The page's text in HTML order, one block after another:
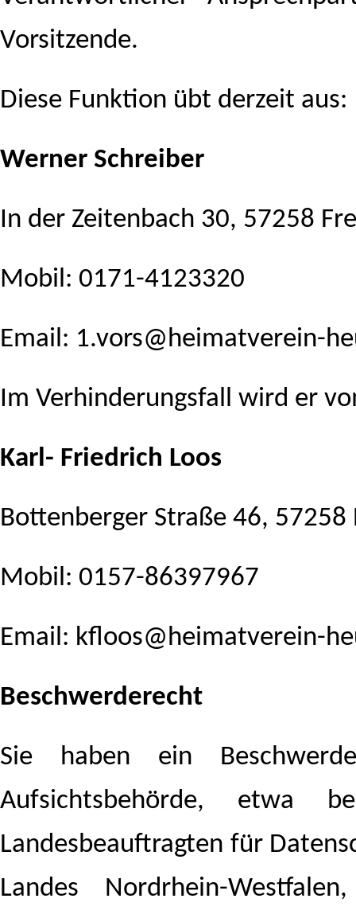
Vorsitzende.
Diese Funktion übt derzeit aus:
Werner Schreiber
In der Zeitenbach 30, 57258
Mobil: 0171-4123320
Email: 1.vors@heimatverein-
Im Verhinderungsfall wird er
Karl- Friedrich Loos
Bottenberger Straße 46, 57258
Mobil: 0157-86397967
Email: kfloos@heimatverein-
Beschwerderecht
Sie haben ein
Aufsichtsbehörde, etwa
Landesbeauftragten für
Landes Nordrhein-